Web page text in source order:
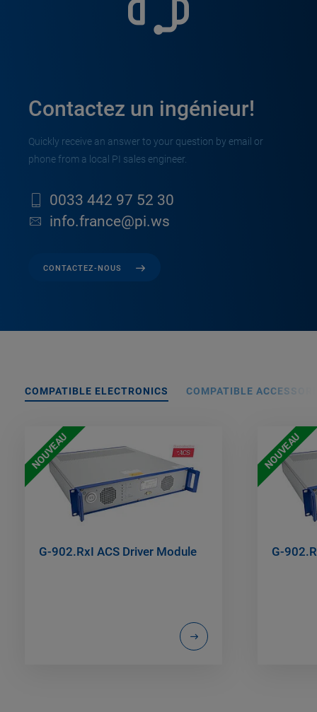
Contactez un ingénieur!
Quickly receive an answer to your question by email or
phone from a local PI sales engineer.
0033 442 97 52 30
info.france@pi.ws
CONTACTEZ-NOUS
COMPATIBLE ELECTRONICS COMPATIBLE
NOUVEAU
G-902.RxI ACS Driver Module
NOUVEAU
G-